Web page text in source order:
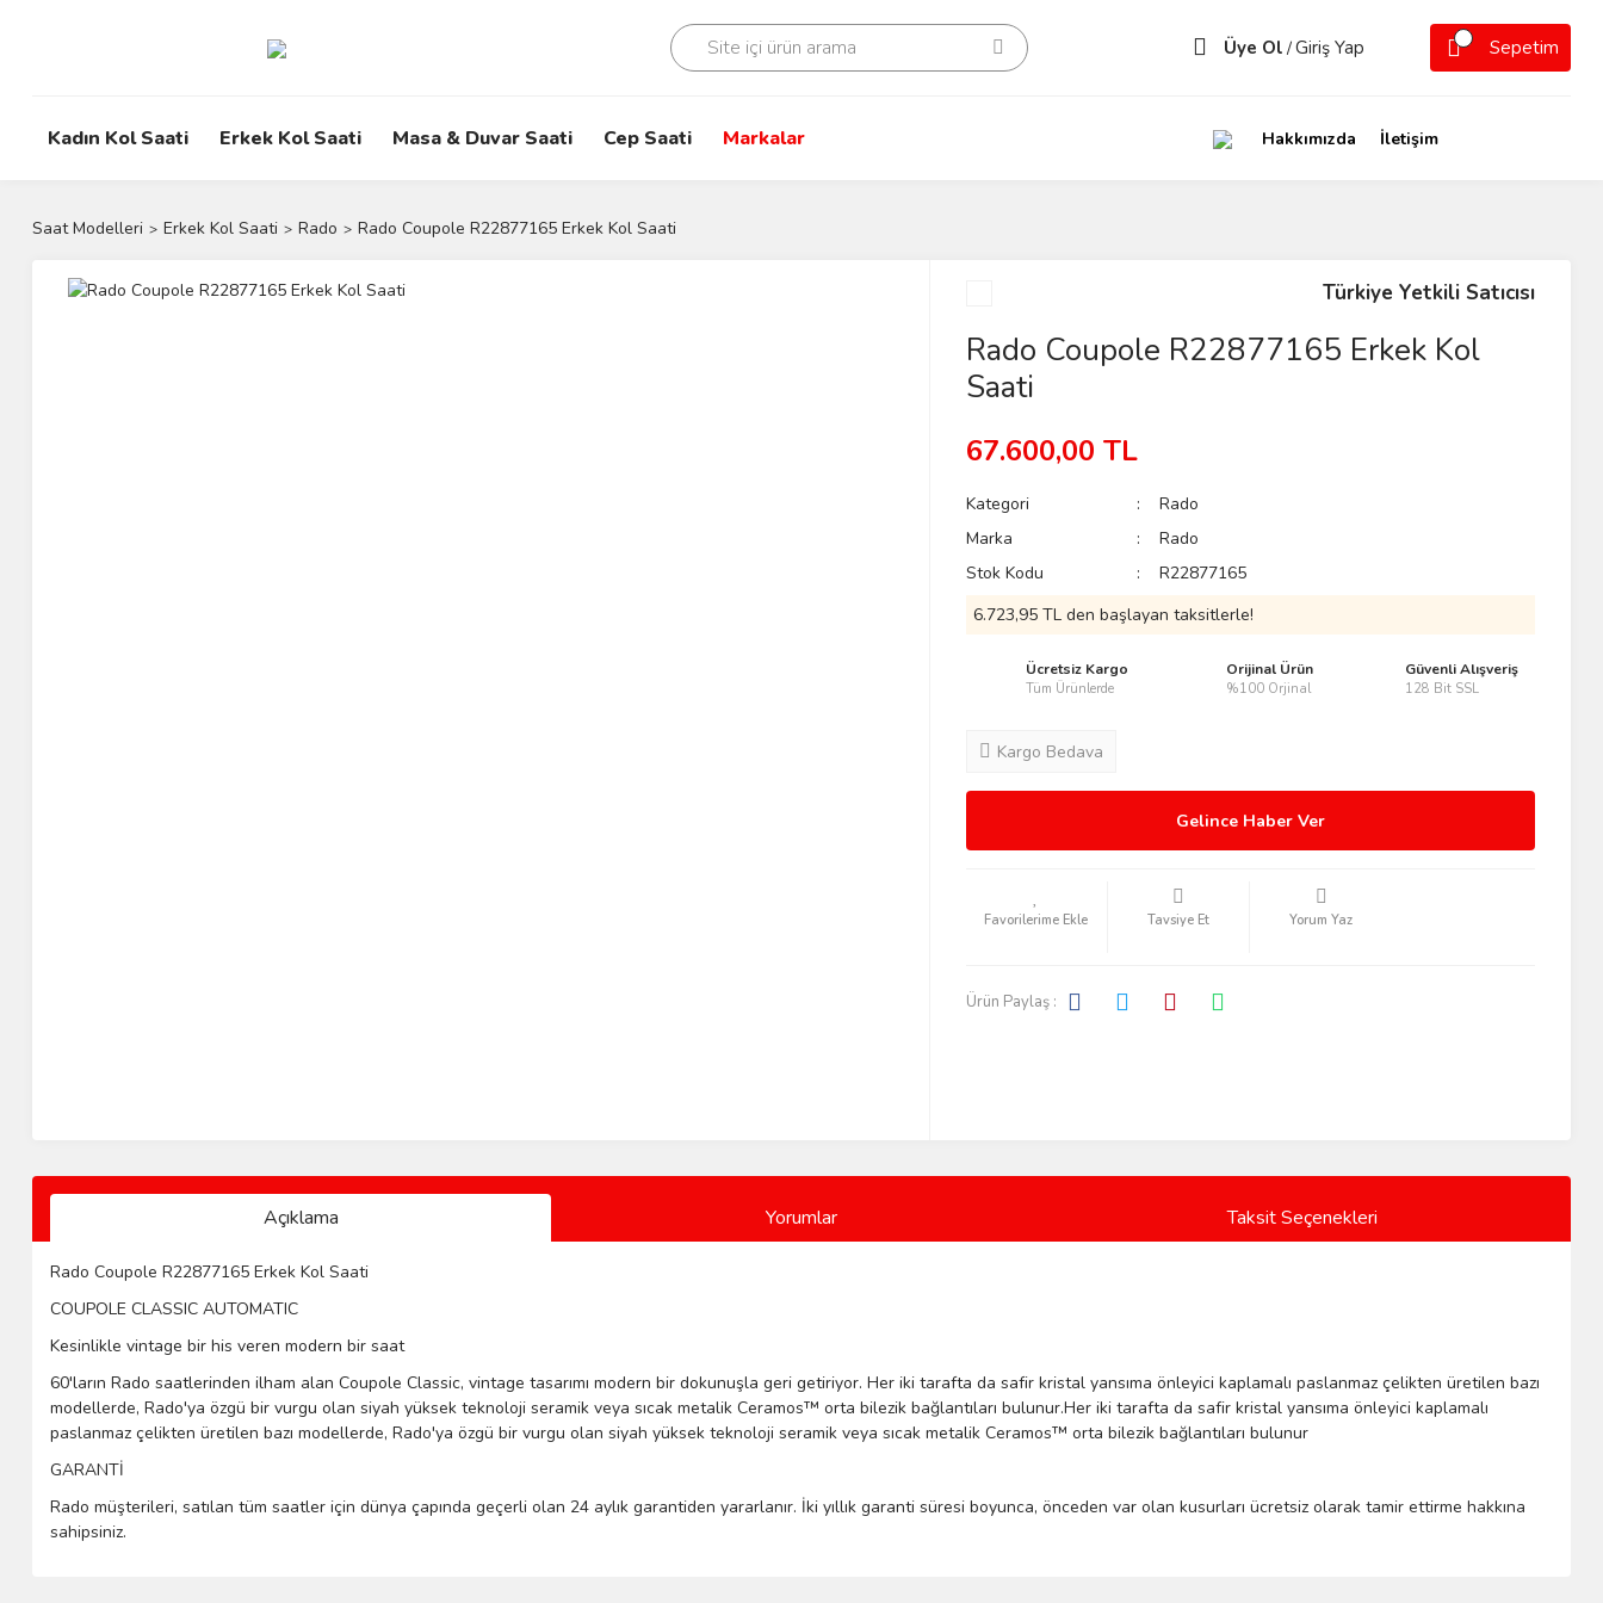
Üye Ol /Giriş Yap Sepetim
Kadın Kol Saati Erkek Kol Saati Masa & Duvar Saati Cep Saati Markalar Hakkımızda İletişim
Saat Modelleri Erkek Kol Saati Rado Rado Coupole R22877165 Erkek Kol Saati
Türkiye Yetkili Satıcısı
Rado Coupole R22877165 Erkek Kol
Saati
67.600,00 TL
Kategori
Rado
Marka
Rado
Stok Kodu
R22877165
6.723,95 TL den başlayan taksitlerle!
Ücretsiz Kargo
Tüm Ürünlerde
Orijinal Ürün
%100 Orjinal
Güvenli Alışveriş
128 Bit SSL
Kargo Bedava
Gelince Haber Ver
Tavsiye Et Yorum Yaz
Ürün Paylaş :
Açıklama Yorumlar Taksit Seçenekleri
Rado Coupole R22877165 Erkek Kol Saati
COUPOLE CLASSIC AUTOMATIC
Kesinlikle vintage bir his veren modern bir saat
60'ların Rado saatlerinden ilham alan Coupole Classic, vintage tasarımı modern bir dokunuşla geri getiriyor. Her iki tarafta da safir kristal yansıma önleyici kaplamalı paslanmaz çelikten üretilen bazı
modellerde, Rado'ya özgü bir vurgu olan siyah yüksek teknoloji seramik veya sıcak metalik Ceramos™ orta bilezik bağlantıları bulunur.Her iki tarafta da safir kristal yansıma önleyici kaplamalı
paslanmaz çelikten üretilen bazı modellerde, Rado'ya özgü bir vurgu olan siyah yüksek teknoloji seramik veya sıcak metalik Ceramos™ orta bilezik bağlantıları bulunur
GARANTİ
Rado müşterileri, satılan tüm saatler için dünya çapında geçerli olan 24 aylık garantiden yararlanır. İki yıllık garanti süresi boyunca, önceden var olan kusurları ücretsiz olarak tamir ettirme hakkına
sahipsiniz.